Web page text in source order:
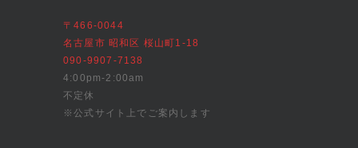
〒466-0044
名古屋市 昭和区 桜山町1-18
090-9907-7138
4:00pm-2:00am
不定休
※公式サイト上でご案内します